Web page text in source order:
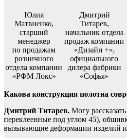
Юлия
Матвиенко,
старший
менеджер
по продажам
розничного
отдела компании
«РФМ Локс»
Дмитрий
Титарев,
начальник отдела
продаж компании
«Дизайн +»,
официального
дилера фабрики
«Софья»
Какова конструкция полотна
Дмитрий Титарев. Могу
переклеенные под углом 45),
вызывающие деформации изделий